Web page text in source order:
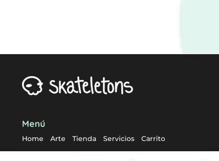
Menú
Home Arte Tienda Servicios Carrito